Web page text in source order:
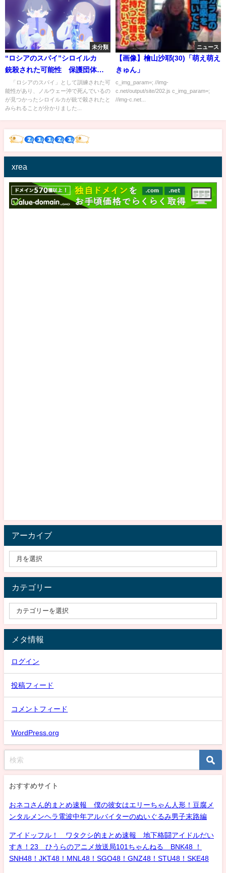
未分類
“ロシアのスパイ”シロイルカ
銃殺された可能性 保護団体
「死骸に銃創」と指摘(2024年9
月5日)
「ロシアのスパイ」として訓練された可
能性があり、ノルウェー沖で死んでいるの
が見つかったシロイルカが銃で殺されたと
みられることが分かりました...
ニュース
【画像】檜山沙耶(30)「萌え萌え
きゅん」
c_img_param=; //img-
c.net/output/site/202.js c_img_param=;
//img-c.net...
xrea
アーカイブ
カテゴリー
メタ情報
ログイン
投稿フィード
コメントフィード
WordPress.org
おすすめサイト
おネコさん的まとめ速報 僕の彼女はエリーちゃん人形！豆腐メ
ンタルメンヘラ電波中年アルバイターのぬいぐるみ男子末路編
アイドッフル！ ワタクシ的まとめ速報 地下格闘アイドルだい
すき！23 ひうらのアニメ放送局101ちゃんねる BNK48 ！
SNH48！JKT48！MNL48！SGO48！GNZ48！STU48！SKE48